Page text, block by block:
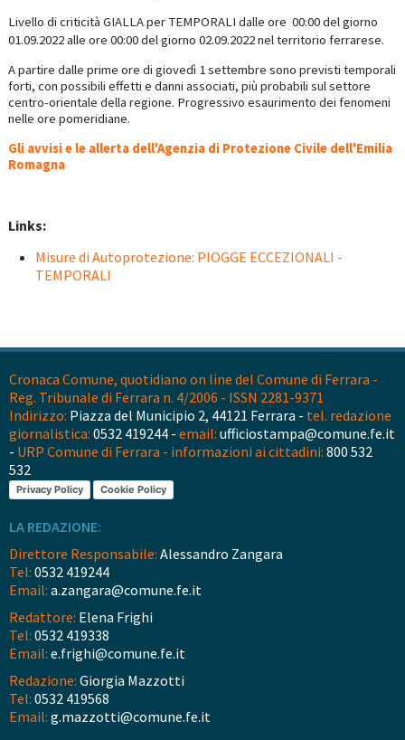
Livello di criticità GIALLA per TEMPORALI dalle ore 00:00 del giorno
01.09.2022 alle ore 00:00del giorno 02.09.2022nel territorio ferrarese.
A partire dalle prime ore di giovedì 1 settembre sono previsti temporali
forti, con possibili effetti e danni associati, più probabili sul settore
centro-orientale della regione. Progressivo esaurimento dei fenomeni
nelle ore pomeridiane.
Gli avvisi e le allerta dell'Agenzia di Protezione Civile dell'Emilia
Romagna
Links:
Misure di Autoprotezione: PIOGGE ECCEZIONALI -
TEMPORALI
Cronaca Comune, quotidiano on line del Comune di Ferrara -
Reg. Tribunale di Ferrara n. 4/2006 - ISSN 2281-9371
Indirizzo: Piazza del Municipio 2, 44121 Ferrara - tel. redazione
giornalistica: 0532 419244 - email: ufficiostampa@comune.fe.it
- URP Comune di Ferrara - informazioni ai cittadini: 800 532
532
Privacy Policy Cookie Policy
LA REDAZIONE:
Direttore Responsabile: Alessandro Zangara
Tel: 0532 419244
Email: a.zangara@comune.fe.it
Redattore: Elena Frighi
Tel: 0532 419338
Email: e.frighi@comune.fe.it
Redazione: Giorgia Mazzotti
Tel: 0532 419568
Email: g.mazzotti@comune.fe.it